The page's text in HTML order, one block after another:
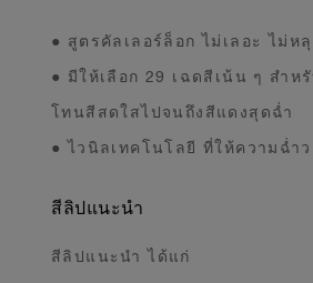
● สูตรคัลเลอร์ล็อก ไม่เลอะ ไม่ห
● มีให้เลือก 29 เฉดสีเน้น ๆ สำห
โทนสีสดใสไปจนถึงสีแดงสุดฉ่ำ
● ไวนิลเทคโนโลยี ที่ให้ความฉ่ำว
สีลิปแนะนำ
สีลิปแนะนำ ได้แก่